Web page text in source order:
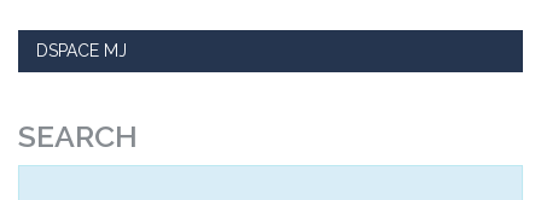
DSPACE MJ
SEARCH